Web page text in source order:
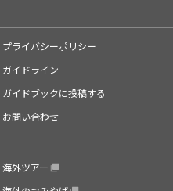
プライバシーポリシー
ガイドライン
ガイドブックに投稿する
お問い合わせ
海外ツアー